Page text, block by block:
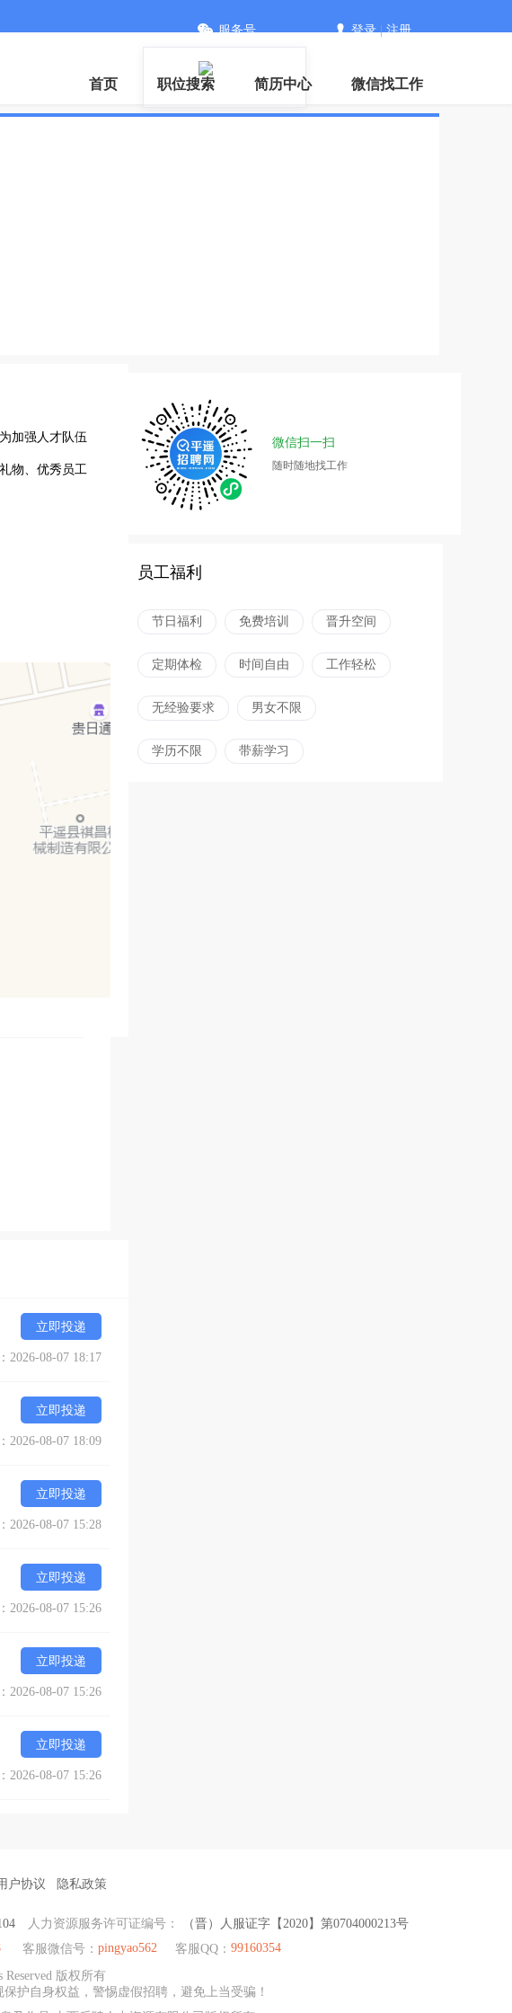
微信
服务号 登录|注册
首页 职位搜索 简历中心 微信找工作
加强人才队伍
物、优秀员工
立即投递
2026-08-07 18:17
立即投递
2026-08-07 18:09
立即投递
2026-08-07 15:28
立即投递
2026-08-07 15:26
立即投递
2026-08-07 15:26
立即投递
2026-08-07 15:26
微信扫一扫
随时随地找工作
员工福利
节日福利 免费培训 晋升空间
定期体检 时间自由 工作轻松
无经验要求 男女不限
学历不限 带薪学习
户协议 隐私政策
人力资源服务许可证编号：
（晋）人服证字【2020】第0704000213号
客服微信号： pingyao562 客服QQ： 99160354
版权所有
护自身权益，警惕虚假招聘，避免上当受骗！